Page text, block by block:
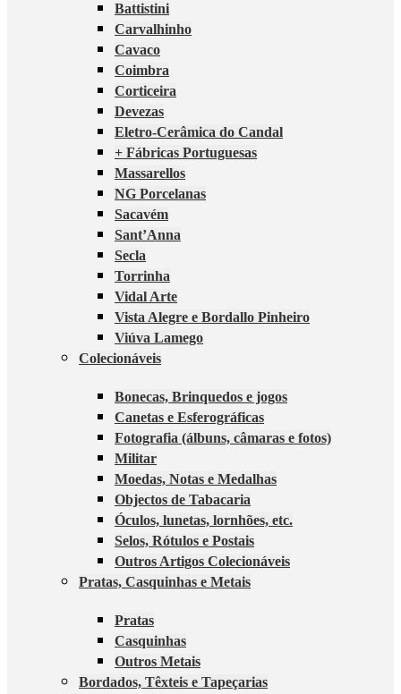
Battistini
Carvalhinho
Cavaco
Coimbra
Corticeira
Devezas
Eletro-Cerâmica do Candal
+ Fábricas Portuguesas
Massarellos
NG Porcelanas
Sacavém
Sant’Anna
Secla
Torrinha
Vidal Arte
Vista Alegre e Bordallo Pinheiro
Viúva Lamego
Colecionáveis
Bonecas, Brinquedos e jogos
Canetas e Esferográficas
Fotografia (álbuns, câmaras e fotos)
Militar
Moedas, Notas e Medalhas
Objectos de Tabacaria
Óculos, lunetas, lornhões, etc.
Selos, Rótulos e Postais
Outros Artigos Colecionáveis
Pratas, Casquinhas e Metais
Pratas
Casquinhas
Outros Metais
Bordados, Têxteis e Tapeçarias